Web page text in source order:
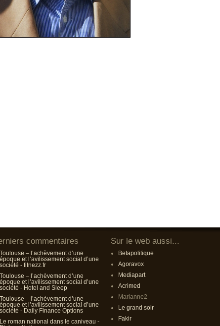
commentaires
Toulouse – l’achèvement d’une
époque et l’avilissement social d’une
société - fitnezz.fr
Toulouse – l’achèvement d’une
époque et l’avilissement social d’une
société - Hotel and Sleep
Toulouse – l’achèvement d’une
époque et l’avilissement social d’une
société - Daily Finance Options
Le roman national dans le caniveau -
Sur le web aussi...
Betapolitique
Agoravox
Mediapart
Acrimed
Marianne2
Le grand soir
Fakir